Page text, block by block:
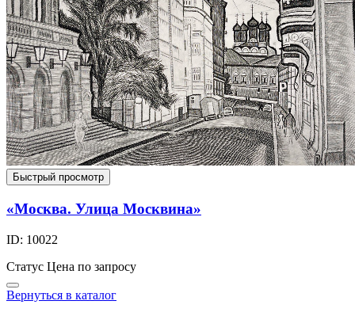
Быстрый просмотр
«Москва. Улица Москвина»
ID: 10022
Статус Цена по запросу
Вернуться в каталог